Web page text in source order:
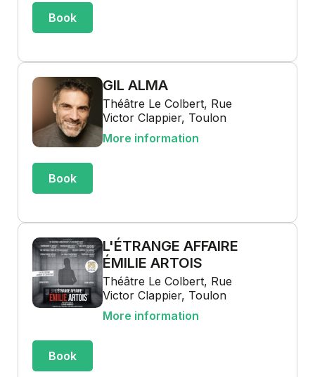
Book
GIL ALMA
Théâtre Le Colbert, Rue
Victor Clappier, Toulon
More information
Book
L'ÉTRANGE AFFAIRE
ÉMILIE ARTOIS
Théâtre Le Colbert, Rue
Victor Clappier, Toulon
More information
Book